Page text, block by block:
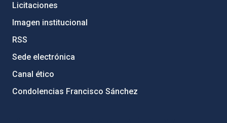
Licitaciones
Imagen institucional
RSS
Sede electrónica
Canal ético
Condolencias Francisco Sánchez